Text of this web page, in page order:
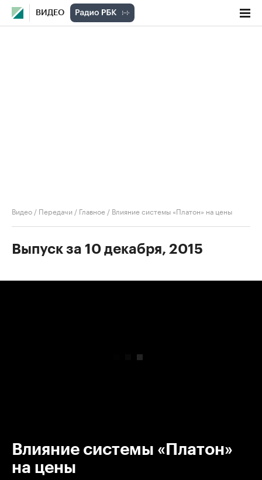
ВИДЕО
Видео / Передачи / Главное / Влияние системы «Платон» на цены
Выпуск за 10 декабря, 2015
Влияние системы «Платон»
на цены